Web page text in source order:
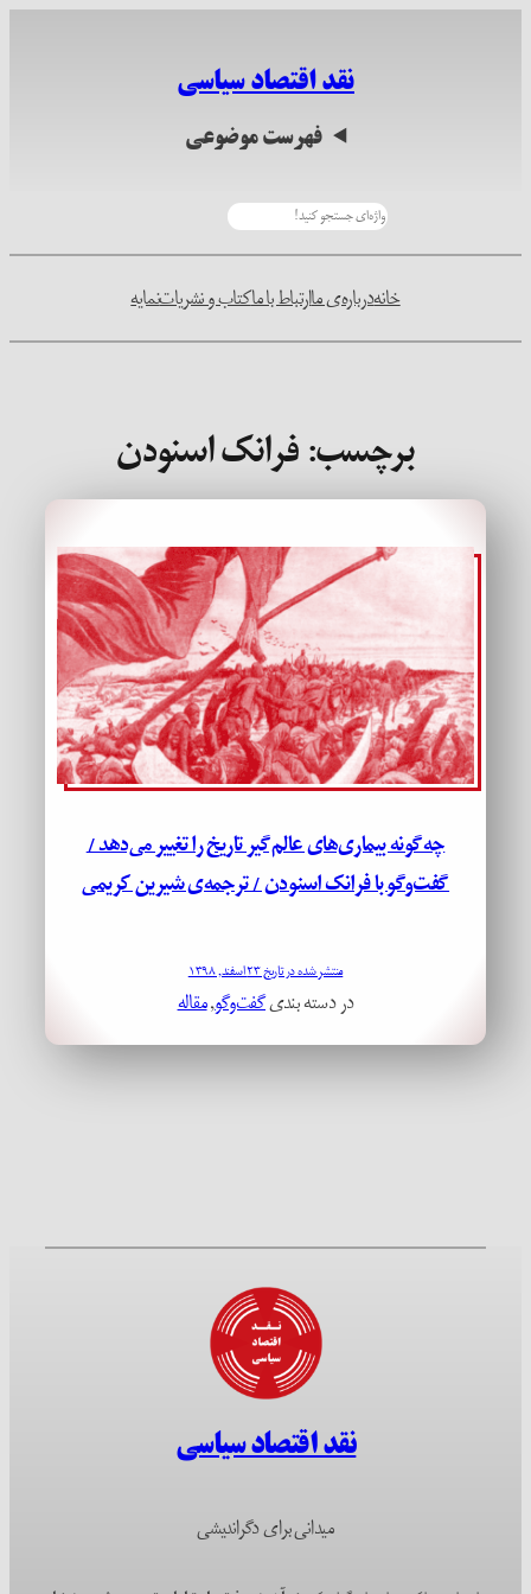
نقد اقتصاد سیاسی
فهرست موضوعی
خانهدرباره‌ی ماارتباط با ماکتاب و نشریاتنمایه
برچسب:فرانک اسنودن
چه‌گونه بیماری‌های عالم‌گیر تاریخ را تغییر می‌دهد /
گفت‌وگو با فرانک اسنودن / ترجمه‌ی شیرین کریمی
منتشر شده در تاریخ ۲۳ اسفند, ۱۳۹۸
در دسته بندیگفت‌وگو, مقاله
نقد اقتصاد سیاسی
میدانی برای دگراندیشی